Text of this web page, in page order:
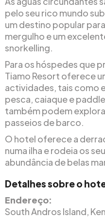
pelo seu rico mundo
um destino popular
mergulho e um
snorkelling.
Para os hóspedes que
Tiamo Resort oferece
actividades, tais como
pesca, caiaque e
também podem
passeios de barco.
O hotel oferece a
numa ilha e rodeia os
abundância de belas
Detalhes sobre o
Endereço:
South Andros Island,